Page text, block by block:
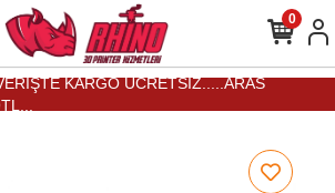
KARGO ÜCRETSİZ.....ARAS
0